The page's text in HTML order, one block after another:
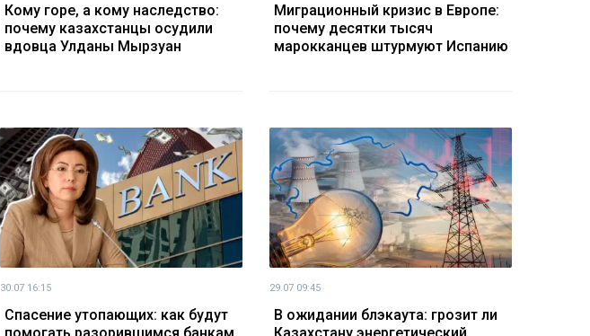
Кому горе, а кому наследство:
почему казахстанцы осудили
вдовца Улданы Мырзуан
Миграционный кризис в Европе:
почему десятки тысяч
марокканцев штурмуют Испанию
30.07 16:15
Спасение утопающих: как будут
29.07 09:45
В ожидании блэкаута: грозит ли